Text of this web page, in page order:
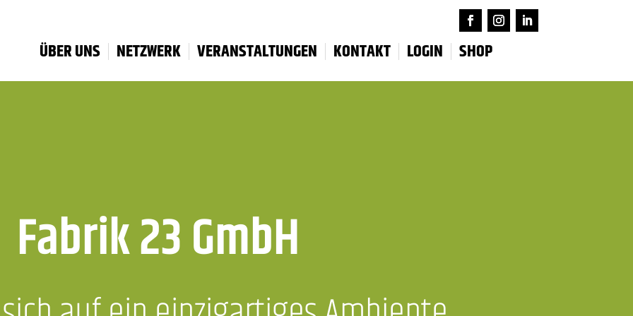
ÜBER UNS NETZWERK VERANSTALTUNGEN KONTAKT LOGIN SHOP
Fabrik 23 GmbH